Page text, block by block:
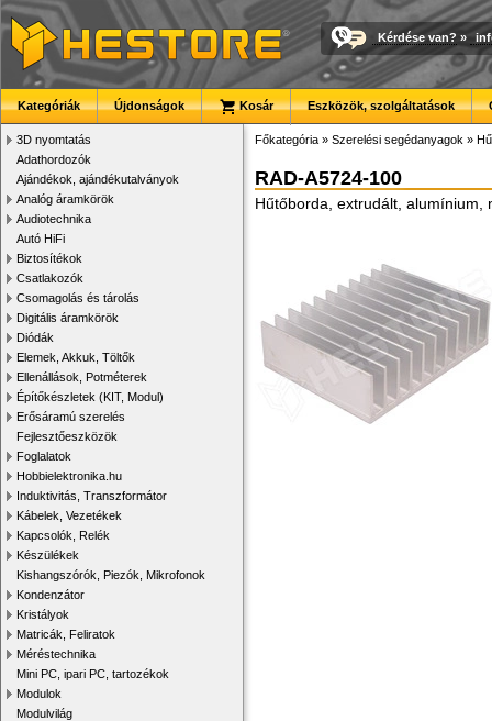
Kérdése van? »
Kategóriák Újdonságok Kosár Eszközök, szolgáltatások
3D nyomtatás
Adathordozók
Ajándékok, ajándékutalványok
Analóg áramkörök
Audiotechnika
Autó HiFi
Biztosítékok
Csatlakozók
Csomagolás és tárolás
Digitális áramkörök
Diódák
Elemek, Akkuk, Töltők
Ellenállások, Potméterek
Építőkészletek (KIT, Modul)
Erősáramú szerelés
Fejlesztőeszközök
Foglalatok
Hobbielektronika.hu
Induktivitás, Transzformátor
Kábelek, Vezetékek
Kapcsolók, Relék
Készülékek
Kishangszórók, Piezók, Mikrofonok
Kondenzátor
Kristályok
Matricák, Feliratok
Méréstechnika
Mini PC, ipari PC, tartozékok
Modulok
Modulvilág
Főkategória » Szerelési segédanyagok »
RAD-A5724-100
Hűtőborda, extrudált, alumínium,